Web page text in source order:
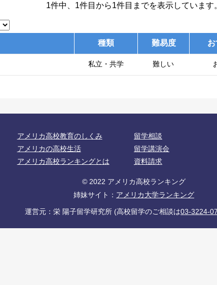
1件中、1件目から1件目までを表示しています。
種類 難易度
私立・共学 難しい
アメリカ高校教育のしくみ
アメリカの高校生活
アメリカ高校ランキングとは
留学相談
留学講演会
資料請求
© 2022 アメリカ高校ランキング
姉妹サイト： アメリカ大学ランキング
運営元：栄 陽子留学研究所 (高校留学のご相談は03-3224-